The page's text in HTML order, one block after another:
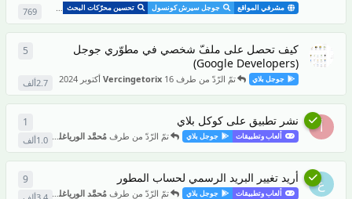
مشرفي المواقع جوجل سيرش كونسول تحسين محرّكات البحث جوجل بلاي
769
كيف تحصل على ملفّ شخصي في مطوّري جوجل
(Google Developers)
جوجل بلاي تمّ الرّدّ من طرف Vercingetorix 16 أكتوبر 2024 2.7ألف
5
أ نشر تطبيق على كوكل بلاي
ألعاب وتطبيقات جوجل بلاي تمّ الرّدّ من طرف مُحمَّد الورياغلي 20 سبتمبر 2024
1.0ألف
1
ع أريد تغيير البريد الرسمي لحساب المطور
ألعاب وتطبيقات جوجل بلاي تمّ الرّدّ من طرف مُحمَّد الورياغلي 10 سبتمبر 2024
9